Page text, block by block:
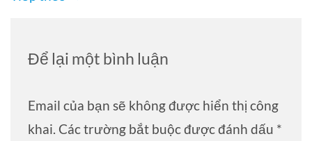
Để lại một bình luận
Email của bạn sẽ không được hiển thị công
khai. Các trường bắt buộc được đánh dấu *